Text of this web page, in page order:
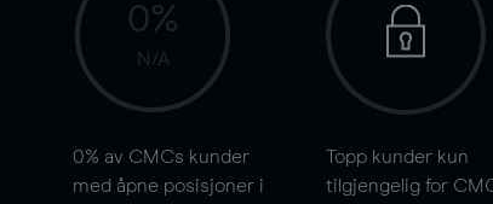
0%
N/A
0% av CMCs kunder
med åpne posisjoner i
Topp kunder kun
tilgjengelig for